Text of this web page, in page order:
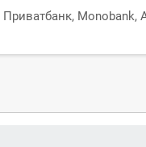
Monobank,